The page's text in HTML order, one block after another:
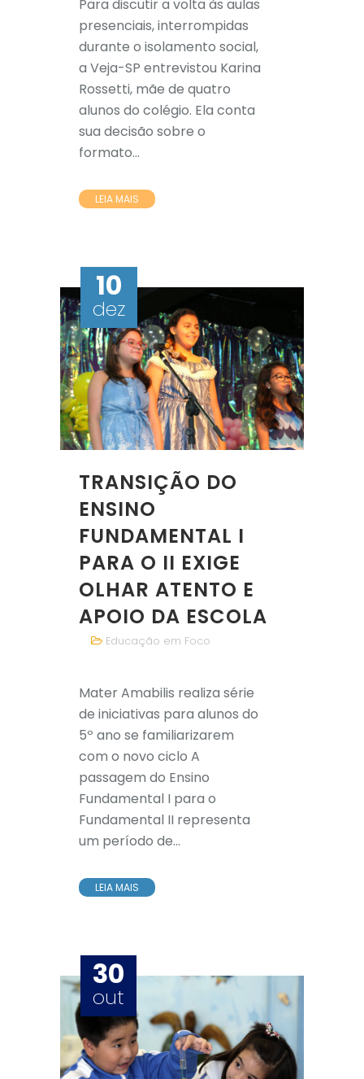
Para discutir a volta às aulas
presenciais, interrompidas
durante o isolamento social,
a Veja-SP entrevistou Karina
Rossetti, mãe de quatro
alunos do colégio. Ela conta
sua decisão sobre o
formato...
LEIA MAIS
10
dez
TRANSIÇÃO DO
ENSINO
FUNDAMENTAL I
PARA O II EXIGE
OLHAR ATENTO E
APOIO DA ESCOLA
Educação em Foco
Mater Amabilis realiza série
de iniciativas para alunos do
5º ano se familiarizarem
com o novo ciclo A
passagem do Ensino
Fundamental I para o
Fundamental II representa
um período de...
LEIA MAIS
30
out